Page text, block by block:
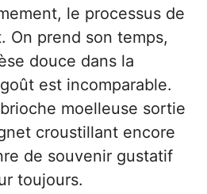
le processus de
On prend son temps,
douce dans la
est incomparable.
moelleuse sortie
croustillant encore
de souvenir gustatif
toujours.